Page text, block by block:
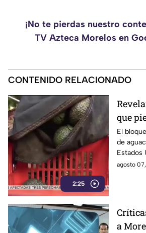
¡No te pierdas nuestro
TV Azteca Morelos en
CONTENIDO RELACIONADO
2:25
que
el
El
de
Estados
pérdidas
agosto
a